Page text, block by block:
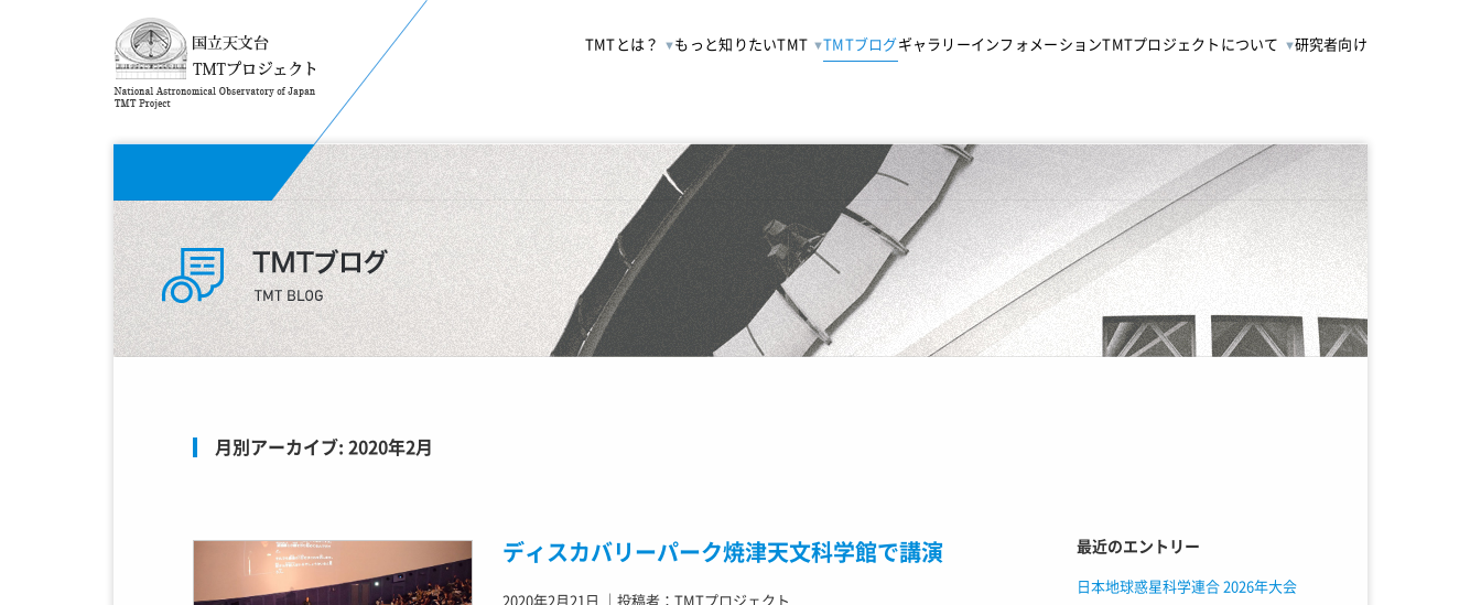
TMTとは？ もっと知りたいTMT TMTブログギャラリーインフォメーションTMTプロジェクトについて 研究者向け
月別アーカイブ: 2020年2月
ディスカバリーパーク焼津天文科学館で講演
2020年2月21日 ｜ 投稿者：TMTプロジェクト
最近のエントリー
日本地球惑星科学連合 2026年大会